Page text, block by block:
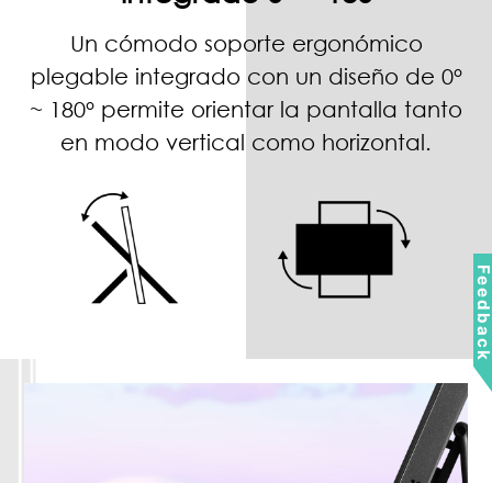
Un cómodo soporte ergonómico
plegable integrado con un diseño de 0°
~ 180° permite orientar la pantalla tanto
en modo vertical como horizontal.